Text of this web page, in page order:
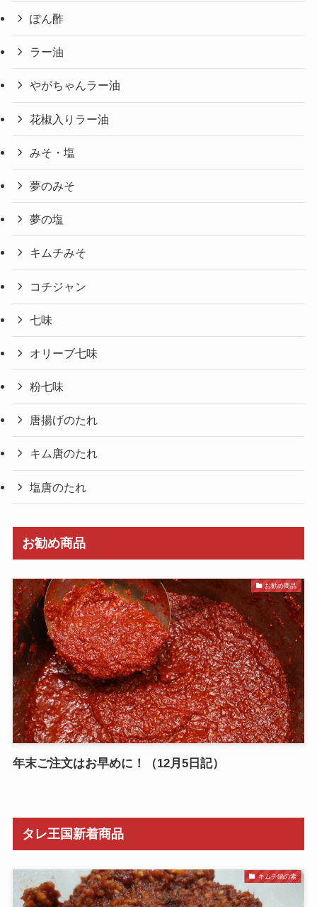
ぽん酢
ラー油
やがちゃんラー油
花椒入りラー油
みそ・塩
夢のみそ
夢の塩
キムチみそ
コチジャン
七味
オリーブ七味
粉七味
唐揚げのたれ
キム唐のたれ
塩唐のたれ
お勧め商品
お勧め商品
年末ご注文はお早めに！（12月5日記）
タレ王国新着商品
キムチ鍋の素